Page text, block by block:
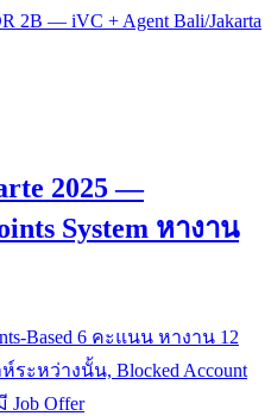
2B — iVC + Agent Bali/Jakarta
2025 —
System หางาน
Based 6 คะแนน หางาน 12
ระหว่างนั้น, Blocked Account
Job Offer